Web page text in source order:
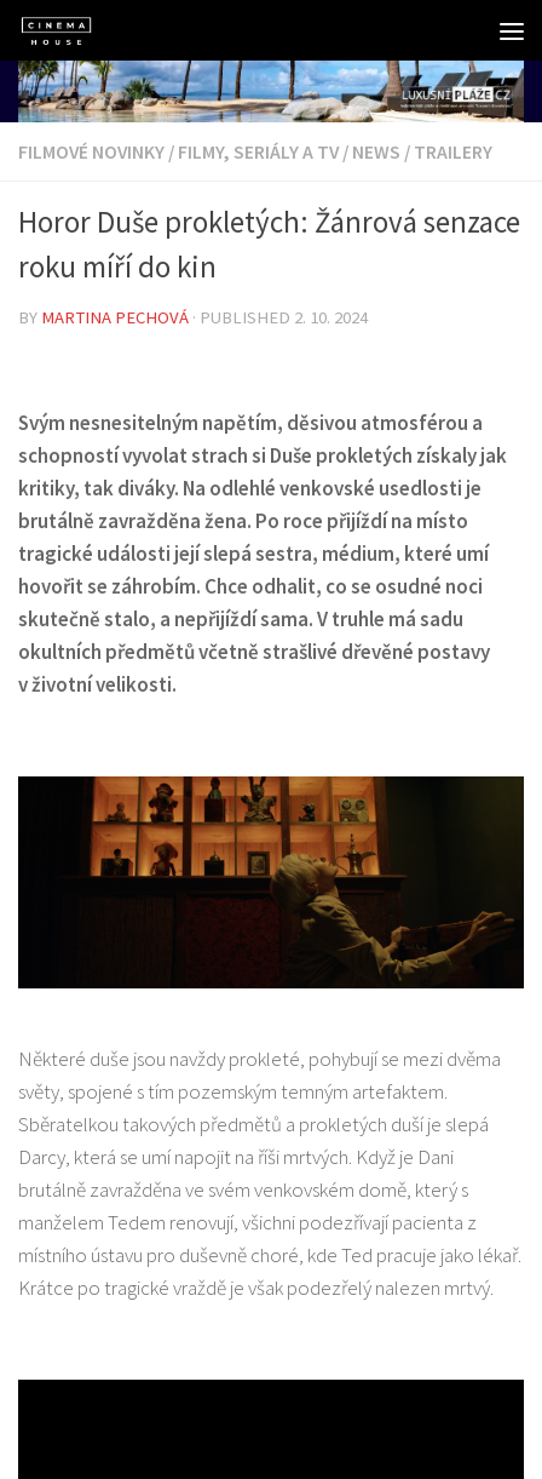
Skip to content
FILMOVÉ NOVINKY / FILMY, SERIÁLY A TV / NEWS / TRAILERY
Horor Duše prokletých: Žánrová senzace
roku míří do kin
BY MARTINA PECHOVÁ · PUBLISHED 2. 10. 2024
Svým nesnesitelným napětím, děsivou atmosférou a
schopností vyvolat strach si Duše prokletých získaly jak
kritiky, tak diváky. Na odlehlé venkovské usedlosti je
brutálně zavražděna žena. Po roce přijíždí na místo
tragické události její slepá sestra, médium, které umí
hovořit se záhrobím. Chce odhalit, co se osudné noci
skutečně stalo, a nepřijíždí sama. V truhle má sadu
okultních předmětů včetně strašlivé dřevěné postavy
v životní velikosti.
Některé duše jsou navždy prokleté, pohybují se mezi dvěma
světy, spojené s tím pozemským temným artefaktem.
Sběratelkou takových předmětů a prokletých duší je slepá
Darcy, která se umí napojit na říši mrtvých. Když je Dani
brutálně zavražděna ve svém venkovském domě, který s
manželem Tedem renovují, všichni podezřívají pacienta z
místního ústavu pro duševně choré, kde Ted pracuje jako lékař.
Krátce po tragické vraždě je však podezřelý nalezen mrtvý.